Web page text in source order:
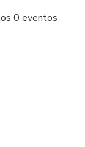
0 eventos